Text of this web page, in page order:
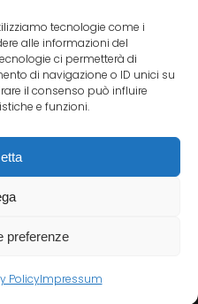
tecnologie come i
alle informazioni del
ci permetterà di
di navigazione o ID unici su
il consenso può influire
e funzioni.
preferenze
PolicyImpressum
SOCIAL
TOURISM
OPERATOR – P.IVA: